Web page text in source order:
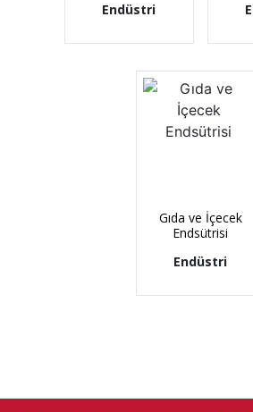
Endüstri
Gıda ve İçecek
Endsütrisi
Endüstri